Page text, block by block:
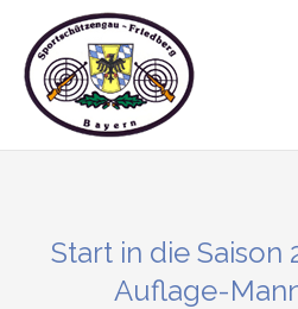
Inhalt
springen
Start in die Saison
Auflage-